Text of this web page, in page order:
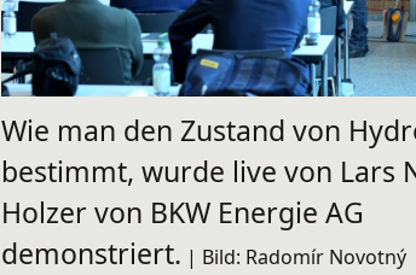
Wie man den Zustand von
bestimmt, wurde live von Lars
Holzer von BKW Energie AG
demonstriert. | Bild: Radomír Novotný